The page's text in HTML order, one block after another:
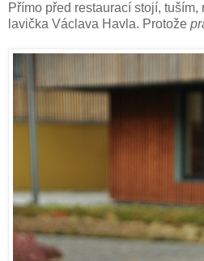
Přímo před restaurací stojí,
lavička Václava Havla. Protože